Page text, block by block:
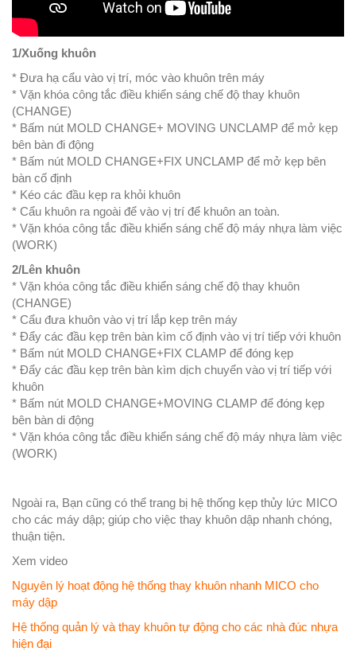
1/Xuống khuôn
* Đưa hạ cẩu vào vị trí, móc vào khuôn trên máy
* Vặn khóa công tắc điều khiển sáng chế độ thay khuôn
(CHANGE)
* Bấm nút MOLD CHANGE+ MOVING UNCLAMP để mở kẹp
bên bàn đi động
* Bấm nút MOLD CHANGE+FIX UNCLAMP để mở kẹp bên
bàn cố định
* Kéo các đầu kẹp ra khỏi khuôn
* Cẩu khuôn ra ngoài để vào vị trí để khuôn an toàn.
* Vặn khóa công tắc điều khiển sáng chế độ máy nhựa làm việc
(WORK)
2/Lên khuôn
* Vặn khóa công tắc điều khiển sáng chế độ thay khuôn
(CHANGE)
* Cẩu đưa khuôn vào vị trí lắp kẹp trên máy
* Đẩy các đầu kẹp trên bàn kìm cố định vào vị trí tiếp với khuôn
* Bấm nút MOLD CHANGE+FIX CLAMP để đóng kẹp
* Đẩy các đầu kẹp trên bàn kìm dịch chuyển vào vị trí tiếp với
khuôn
* Bấm nút MOLD CHANGE+MOVING CLAMP để đóng kẹp
bên bàn di động
* Vặn khóa công tắc điều khiển sáng chế độ máy nhựa làm việc
(WORK)
Ngoài ra, Bạn cũng có thể trang bị hệ thống kẹp thủy lức MICO
cho các máy dập; giúp cho việc thay khuôn dập nhanh chóng,
thuận tiện.
Xem video
Nguyên lý hoạt động hệ thống thay khuôn nhanh MICO cho
máy dập
Hệ thống quản lý và thay khuôn tự động cho các nhà đúc nhựa
hiện đại